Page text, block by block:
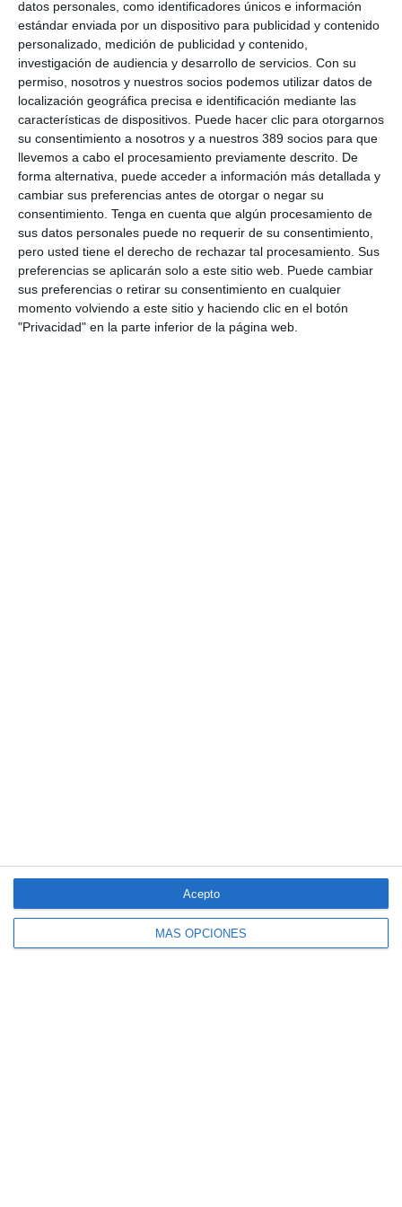
datos personales, como identificadores únicos e información
estándar enviada por un dispositivo para publicidad y contenido
personalizado, medición de publicidad y contenido,
investigación de audiencia y desarrollo de servicios. Con su
permiso, nosotros y nuestros socios podemos utilizar datos de
localización geográfica precisa e identificación mediante las
características de dispositivos. Puede hacer clic para otorgarnos
su consentimiento a nosotros y a nuestros 389 socios para que
llevemos a cabo el procesamiento previamente descrito. De
forma alternativa, puede acceder a información más detallada y
cambiar sus preferencias antes de otorgar o negar su
consentimiento. Tenga en cuenta que algún procesamiento de
sus datos personales puede no requerir de su consentimiento,
pero usted tiene el derecho de rechazar tal procesamiento. Sus
preferencias se aplicarán solo a este sitio web. Puede cambiar
sus preferencias o retirar su consentimiento en cualquier
momento volviendo a este sitio y haciendo clic en el botón
"Privacidad" en la parte inferior de la página web.
MÁS OPCIONES
Acepto
a una compañía y actúa como embajador de su marca, sus
valores y su compromiso con el cliente. Esa vinculación directa
permite construir relaciones más sólidas, cercanas y
duraderas".
El presidente de la asociación,Reinerio Sarasúa, resalta que
"la presencia territorial de los agentes, su conocimiento del
entorno y la relación continuada con el cliente permiten ofrecer
soluciones adaptadas a cada necesidad y una respuesta ágil
en los momentos de mayor incertidumbre". Añade que "el
seguro es un negocio basado en la confianza, y la confianza
nace de las relaciones cercanas y del compromiso mutuo",
concluye.
Si quiere recibir diariamente y GRATIS noticias como esta,
pinche aquí.
LO ÚLTIMO